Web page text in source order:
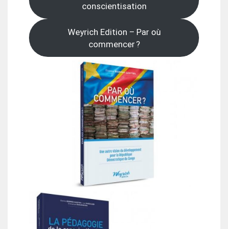
conscientisation
Weyrich Edition – Par où
commencer ?